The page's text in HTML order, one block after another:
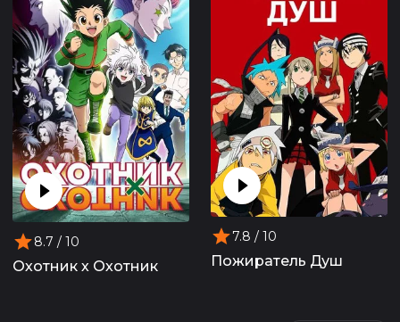
8.7 / 10
Охотник х Охотник
7.8 / 10
Пожиратель Душ